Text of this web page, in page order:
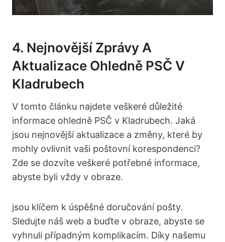
4. Nejnovější Zprávy A
Aktualizace Ohledně PSČ V
Kladrubech
V tomto článku najdete veškeré důležité
informace ohledně PSČ v Kladrubech. Jaká
jsou nejnovější aktualizace a změny, které by
mohly ovlivnit vaši poštovní korespondenci?
Zde se dozvíte veškeré potřebné informace,
abyste byli vždy v obraze.
jsou klíčem k úspěšné doručování pošty.
Sledujte náš web a buďte v obraze, abyste se
vyhnuli případným komplikacím. Díky našemu